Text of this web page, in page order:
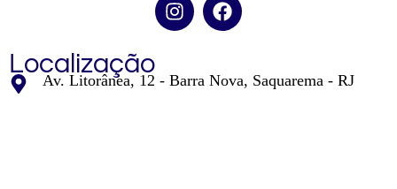
Localização
Av. Litorânea, 12 - Barra Nova, Saquarema - RJ